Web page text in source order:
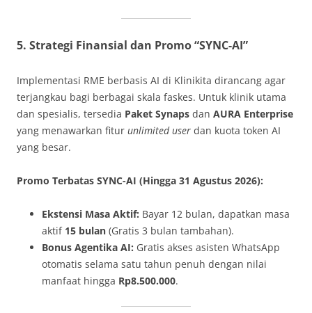
5. Strategi Finansial dan Promo “SYNC-AI”
Implementasi RME berbasis AI di Klinikita dirancang agar
terjangkau bagi berbagai skala faskes. Untuk klinik utama
dan spesialis, tersedia Paket Synaps dan AURA Enterprise
yang menawarkan fitur unlimited user dan kuota token AI
yang besar.
Promo Terbatas SYNC-AI (Hingga 31 Agustus 2026):
Ekstensi Masa Aktif: Bayar 12 bulan, dapatkan masa
aktif 15 bulan (Gratis 3 bulan tambahan).
Bonus Agentika AI: Gratis akses asisten WhatsApp
otomatis selama satu tahun penuh dengan nilai
manfaat hingga Rp8.500.000.